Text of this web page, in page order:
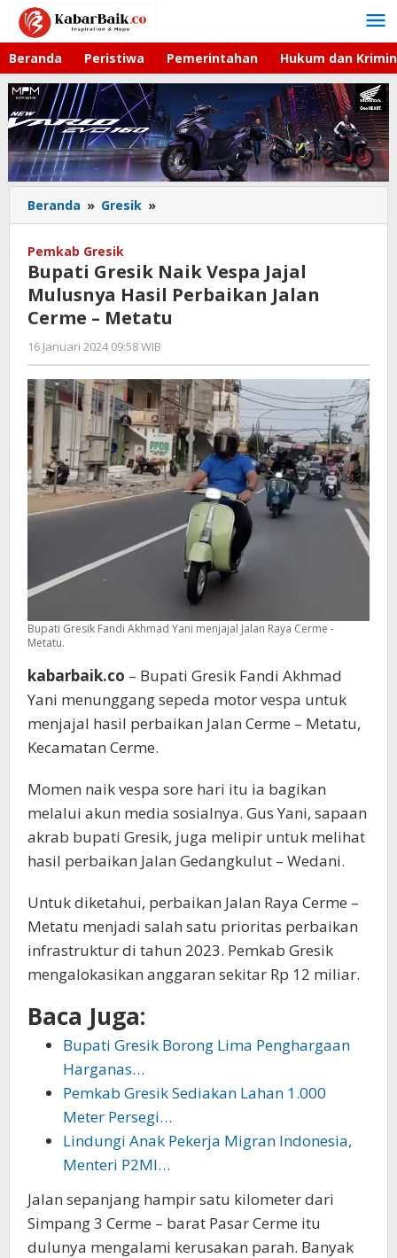
Lewati
konten
Beranda Peristiwa Pemerintahan Hukum dan
Beranda » Gresik »
Gresik
Vespa
Jajal
Mulusnya
Hasil
Jalan
-
Metatu
Pemkab Gresik
Bupati Gresik Naik Vespa Jajal
Mulusnya Hasil Perbaikan Jalan
Cerme – Metatu
16 Januari 2024 09:58 WIB
Andika
DP
Bupati Gresik Fandi Akhmad Yani menjajal Jalan Raya Cerme -
Metatu.
kabarbaik.co – Bupati Gresik Fandi Akhmad
Yani menunggang sepeda motor vespa untuk
menjajal hasil perbaikan Jalan Cerme – Metatu,
Kecamatan Cerme.
Momen naik vespa sore hari itu ia bagikan
melalui akun media sosialnya. Gus Yani, sapaan
akrab bupati Gresik, juga melipir untuk melihat
hasil perbaikan Jalan Gedangkulut – Wedani.
Untuk diketahui, perbaikan Jalan Raya Cerme –
Metatu menjadi salah satu prioritas perbaikan
infrastruktur di tahun 2023. Pemkab Gresik
mengalokasikan anggaran sekitar Rp 12 miliar.
Baca Juga:
Bupati Gresik Borong Lima Penghargaan
Harganas…
Pemkab Gresik Sediakan Lahan 1.000
Meter Persegi…
Lindungi Anak Pekerja Migran Indonesia,
Menteri P2MI…
Jalan sepanjang hampir satu kilometer dari
Simpang 3 Cerme – barat Pasar Cerme itu
dulunya mengalami kerusakan parah. Banyak